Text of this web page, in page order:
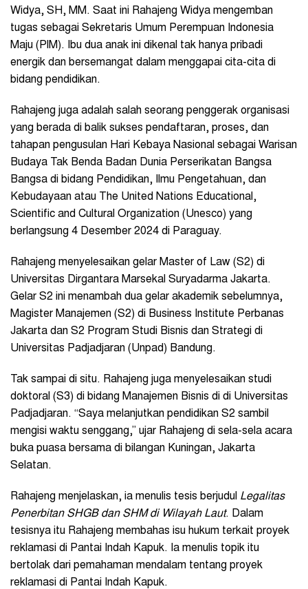
Widya, SH, MM. Saat ini Rahajeng Widya mengemban
tugas sebagai Sekretaris Umum Perempuan Indonesia
Maju (PIM). Ibu dua anak ini dikenal tak hanya pribadi
energik dan bersemangat dalam menggapai cita-cita di
bidang pendidikan.
Rahajeng juga adalah salah seorang penggerak organisasi
yang berada di balik sukses pendaftaran, proses, dan
tahapan pengusulan Hari Kebaya Nasional sebagai Warisan
Budaya Tak Benda Badan Dunia Perserikatan Bangsa
Bangsa di bidang Pendidikan, Ilmu Pengetahuan, dan
Kebudayaan atau The United Nations Educational,
Scientific and Cultural Organization (Unesco) yang
berlangsung 4 Desember 2024 di Paraguay.
Rahajeng menyelesaikan gelar Master of Law (S2) di
Universitas Dirgantara Marsekal Suryadarma Jakarta.
Gelar S2 ini menambah dua gelar akademik sebelumnya,
Magister Manajemen (S2) di Business Institute Perbanas
Jakarta dan S2 Program Studi Bisnis dan Strategi di
Universitas Padjadjaran (Unpad) Bandung.
Tak sampai di situ. Rahajeng juga menyelesaikan studi
doktoral (S3) di bidang Manajemen Bisnis di di Universitas
Padjadjaran. “Saya melanjutkan pendidikan S2 sambil
mengisi waktu senggang,” ujar Rahajeng di sela-sela acara
buka puasa bersama di bilangan Kuningan, Jakarta
Selatan.
Rahajeng menjelaskan, ia menulis tesis berjudul Legalitas
Penerbitan SHGB dan SHM di Wilayah Laut. Dalam
tesisnya itu Rahajeng membahas isu hukum terkait proyek
reklamasi di Pantai Indah Kapuk. Ia menulis topik itu
bertolak dari pemahaman mendalam tentang proyek
reklamasi di Pantai Indah Kapuk.